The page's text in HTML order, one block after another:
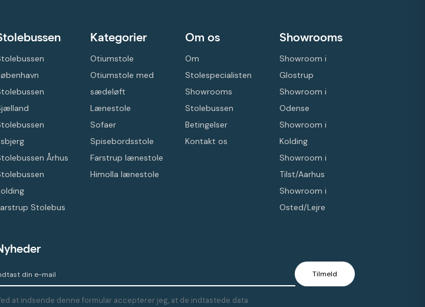
Showrooms
Showroom i
Glostrup
Showroom i
Odense
Showroom i
Kolding
Showroom i
Tilst/Aarhus
Showroom i
Osted/Lejre
Århus
Stolebus
Kategorier
Otiumstole
Otiumstole med
sædeløft
Lænestole
Sofaer
Spisebordsstole
Farstrup lænestole
Himolla lænestole
Om os
Om
Stolespecialisten
Showrooms
Stolebussen
Betingelser
Kontakt os
at indsende denne formular accepterer jeg, at de indtastede data